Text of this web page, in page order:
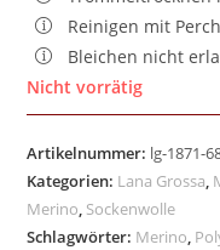
Reinigen mit
Bleichen nicht
Nicht vorrätig
Artikelnummer: lg-1871-
Kategorien: Lana Grossa,
Merino, Sockenwolle
Schlagwörter: Merino,